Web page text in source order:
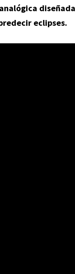
eclipses.